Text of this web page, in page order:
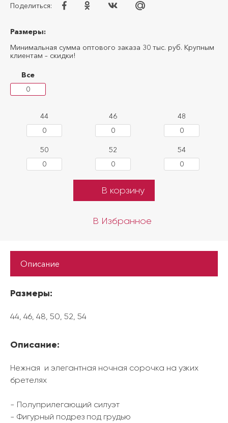
Майки
Футболки
Шорты
Толстовки
Для дома
Скачать прайс-лист
Поделиться:
Размеры:
Все
Минимальная сумма оптового заказа 30 тыс. руб. Крупным
клиентам – скидки!
44 46 48
50 52 54
В корзину
В Избранное
Описание
Размеры:
44, 46, 48, 50, 52, 54
Описание:
Нежная и элегантная ночная сорочка на узких
бретелях
- Полуприлегающий силуэт
- Фигурный подрез под грудью